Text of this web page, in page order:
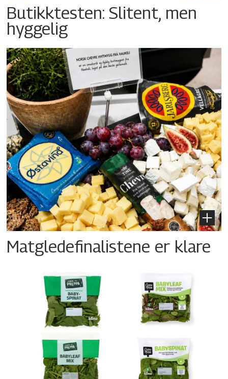
Butikktesten: Slitent, men
hyggelig
Matgledefinalistene er klare